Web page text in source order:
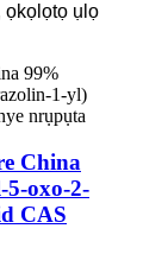
ọkọlọtọ ụlọ
China
oxo-2-
CAS